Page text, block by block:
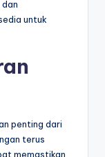
dan
untuk
penting dari
terus
memastikan